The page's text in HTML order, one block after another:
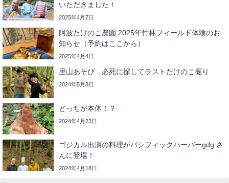
いただきました！
2025年4月7日
阿波たけのこ農園 2025年竹林フィールド体験のお
知らせ（予約はここから）
2025年4月4日
里山あそび 必死に探してラストたけのこ掘り
2024年5月8日
どっちが本体！？
2024年4月23日
ゴジカル出演の料理がパシフィックハーバーgdg さ
んに登場！
2024年4月18日